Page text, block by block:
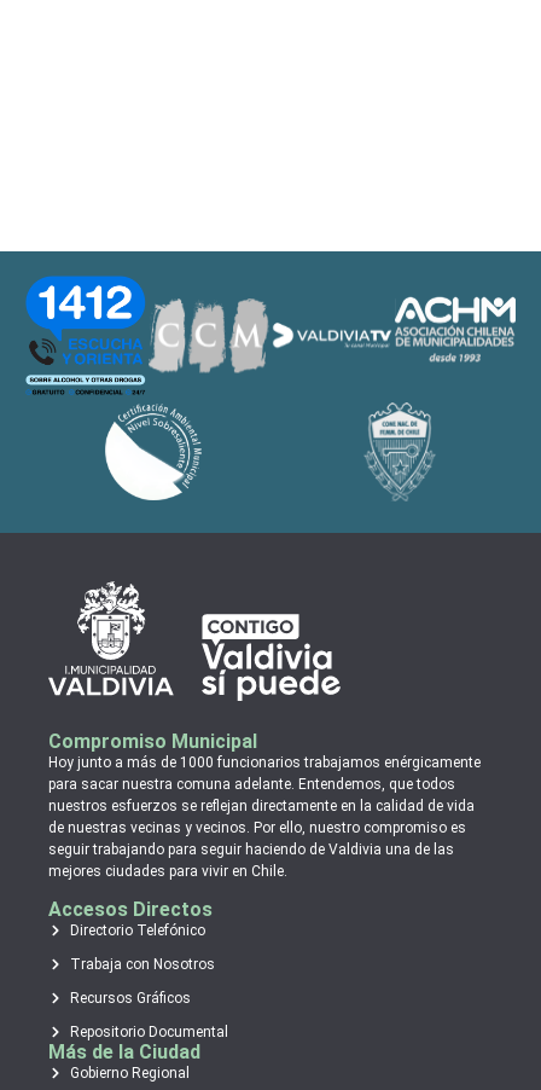
Compromiso Municipal
Hoy junto a más de 1000 funcionarios trabajamos enérgicamente
para sacar nuestra comuna adelante. Entendemos, que todos
nuestros esfuerzos se reflejan directamente en la calidad de vida
de nuestras vecinas y vecinos. Por ello, nuestro compromiso es
seguir trabajando para seguir haciendo de Valdivia una de las
mejores ciudades para vivir en Chile.
Accesos Directos
Directorio Telefónico
Trabaja con Nosotros
Recursos Gráficos
Repositorio Documental
Más de la Ciudad
Gobierno Regional